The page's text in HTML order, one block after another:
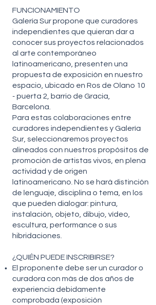
FUNCIONAMIENTO
Galería Sur propone que curadores
independientes que quieran dar a
conocer sus proyectos relacionados
al arte contemporáneo
latinoamericano, presenten una
propuesta de exposición en nuestro
espacio, ubicado en Ros de Olano 10
- puerta 2, barrio de Gracia,
Barcelona.
Para estas colaboraciones entre
curadores independientes y Galería
Sur, seleccionaremos proyectos
alineados con nuestros propósitos de
promoción de artistas vivos, en plena
actividad y de origen
latinoamericano. No se hará distinción
de lenguaje, disciplina o tema, en los
que pueden dialogar: pintura,
instalación, objeto, dibujo, vídeo,
escultura, performance o sus
hibridaciones.
¿QUIÉN PUEDE INSCRIBIRSE?
El proponente debe ser un curador o
curadora con más de dos años de
experiencia debidamente
comprobada (exposición